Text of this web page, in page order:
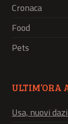
Cronaca
Food
Pets
ULTIM’ORA
Usa, nuovi